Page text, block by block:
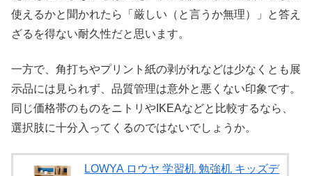
使えるかと聞かれたら「厳しい（と言うか無理）」と答え
ざるを得ない耐久性だと思います。
一方で、角打ちやプリント紙の剥がれなどは少なくとも展
示品には見られず、品質管理は意外と悪くない印象です。
同じ価格帯のものをニトリやIKEAなどと比較するなら、
選択肢に十分入ってくるのではないでしょうか。
LOWYA ロウヤ 学習机 勉強机 キッズデ